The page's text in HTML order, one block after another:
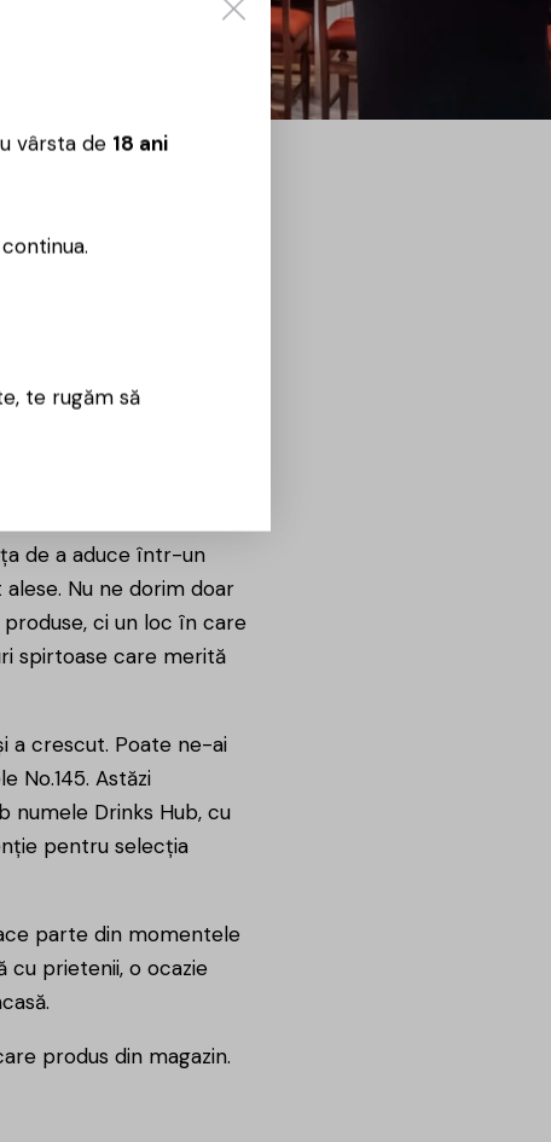
Drinks
de a aduce într-un
Nu ne dorim doar
ci un loc în care
spirtoase care merită
a crescut. Poate ne-ai
No.145. Astăzi
numele Drinks Hub, cu
pentru selecția
parte din momentele
cu prietenii, o ocazie
produs din magazin.
vârsta de 18 ani
te rugăm să